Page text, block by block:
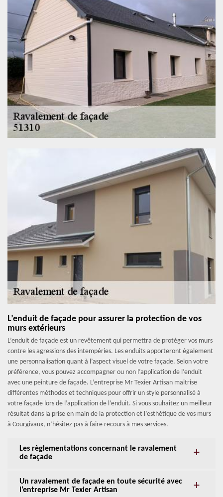
L’enduit de façade pour assurer la protection de vos
murs extérieurs
L’enduit de façade est un revêtement qui permettra de protéger vos murs
contre les agressions des intempéries. Les enduits apporteront également
une personnalisation quant à l’aspect visuel de votre façade. Selon votre
préférence, vous pouvez accompagner ou non l’application de l’enduit
avec une peinture de façade. L’entreprise Mr Texier Artisan maitrise
différentes méthodes et techniques pour offrir un style personnalisé à
votre façade lors de l’application de l’enduit. Si vous souhaitez un meilleur
résultat dans la prise en main de la protection et l’esthétique de vos murs
à Courgivaux, n’hésitez pas à faire recours à mes services.
Les règlementations concernant le ravalement
de façade
Un ravalement de façade en toute sécurité avec
l’entreprise Mr Texier Artisan